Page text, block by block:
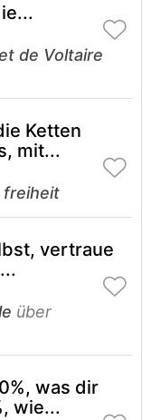
de Voltaire
Ketten
mit...
freiheit
vertraue
über
was dir
wie...